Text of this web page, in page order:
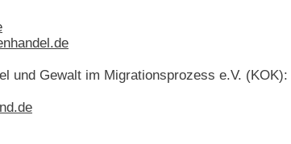
und Gewalt im Migrationsprozess e.V. (KOK):